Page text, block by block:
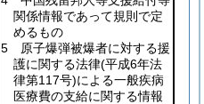
関係情報であって規則で定
めるもの
5 原子爆弾被爆者に対する援
護に関する法律(平成6年法
律第117号)による一般疾病
医療費の支給に関する情報